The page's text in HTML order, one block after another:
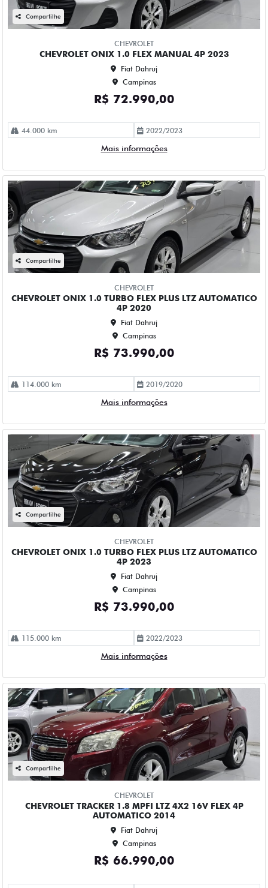
4P 2020
Fiat Dahruj
Campinas
R$ 73.990,00
2019/2020
Mais informações
Compartilhe
CHEVROLET
CHEVROLET ONIX 1.0 TURBO FLEX PLUS LTZ AUTOMATICO
4P 2023
Fiat Dahruj
Campinas
R$ 73.990,00
2022/2023
Mais informações
Compartilhe
CHEVROLET
CHEVROLET TRACKER 1.8 MPFI LTZ 4X2 16V FLEX 4P
AUTOMATICO 2014
Fiat Dahruj
Campinas
R$ 66.990,00
2013/2014
Mais informações